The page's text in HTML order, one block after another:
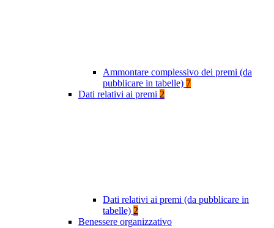
Ammontare complessivo dei premi (da
pubblicare in tabelle) 7
Dati relativi ai premi 2
Dati relativi ai premi (da pubblicare in
tabelle) 2
Benessere organizzativo